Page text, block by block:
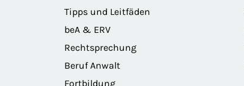
Tipps und Leitfäden
beA & ERV
Rechtsprechung
Beruf Anwalt
Fortbildung